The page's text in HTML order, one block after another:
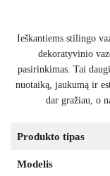
Ieškantiems stilingo
dekoratyvinio
pasirinkimas. Tai
nuotaiką, jaukumą ir
dar gražiau, o
Produkto tipas
Modelis